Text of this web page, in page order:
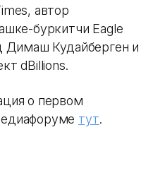
автор
буркитчи Eagle
Димаш Кудайберген и
dBillions.
о первом
тут.